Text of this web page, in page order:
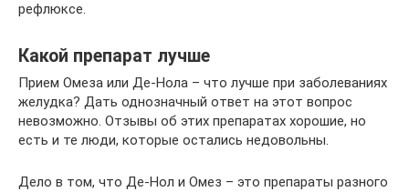
рефлюксе.
Какой препарат лучше
Прием Омеза или Де-Нола – что лучше при заболеваниях
желудка? Дать однозначный ответ на этот вопрос
невозможно. Отзывы об этих препаратах хорошие, но
есть и те люди, которые остались недовольны.
Дело в том, что Де-Нол и Омез – это препараты разного